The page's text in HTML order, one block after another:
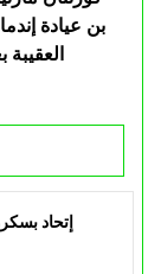
بن عيادة
إتحاد